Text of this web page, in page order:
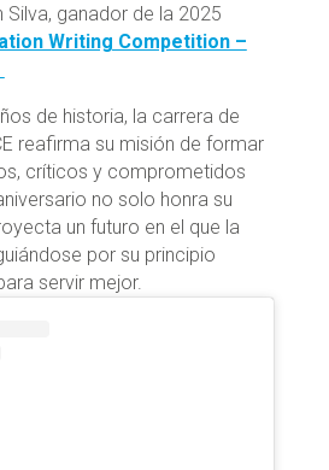
Silva, ganador de la 2025
Writing Competition –
de historia, la carrera de
reafirma su misión de formar
críticos y comprometidos
no solo honra su
un futuro en el que la
por su principio
servir mejor.